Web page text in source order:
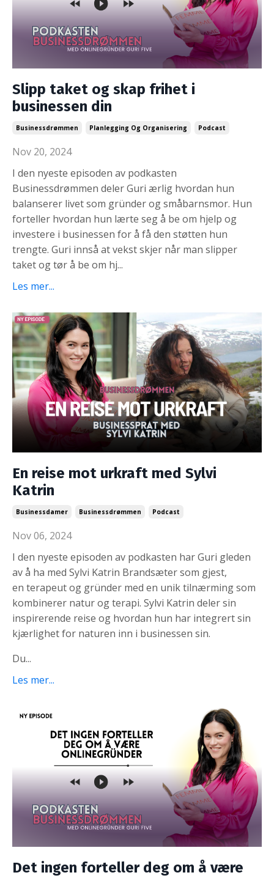
Slipp taket og skap frihet i
businessen din
Businessdrømmen Planlegging Og Organisering Podcast
Nov 20, 2024
I den nyeste episoden av podkasten
Businessdrømmen deler Guri ærlig hvordan hun
balanserer livet som gründer og småbarnsmor. Hun
forteller hvordan hun lærte seg å be om hjelp og
investere i businessen for å få den støtten hun
trengte. Guri innså at vekst skjer når man slipper
taket og tør å be om hj...
Les mer...
En reise mot urkraft med Sylvi
Katrin
Businessdamer Businessdrømmen Podcast
Nov 06, 2024
I den nyeste episoden av podkasten har Guri gleden
av å ha med Sylvi Katrin Brandsæter som gjest,
en terapeut og gründer med en unik tilnærming som
kombinerer natur og terapi. Sylvi Katrin deler sin
inspirerende reise og hvordan hun har integrert sin
kjærlighet for naturen inn i businessen sin.
Du...
Les mer...
Det ingen forteller deg om å være